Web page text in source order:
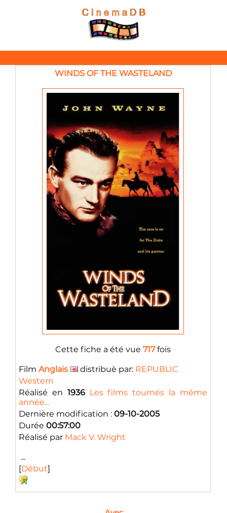
WINDS OF THE WASTELAND
Cette fiche a été vue 717fois
Film Anglais distribuè par: REPUBLIC
Western
Réalisé en 1936 Les films tournés la même
année...
Dernière modification : 09-10-2005
Durée 00:57:00
Réalisé par Mack V. Wright
...
[Début]